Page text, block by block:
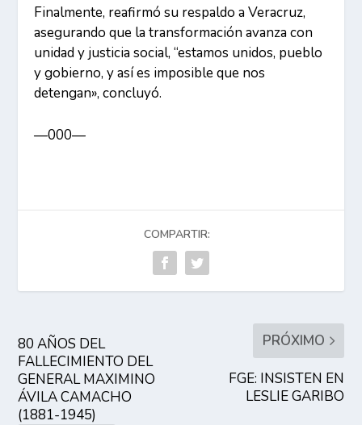
Finalmente, reafirmó su respaldo a Veracruz,
asegurando que la transformación avanza con
unidad y justicia social, “estamos unidos, pueblo
y gobierno, y así es imposible que nos
detengan», concluyó.
—000—
COMPARTIR:
80 AÑOS DEL
FALLECIMIENTO DEL
GENERAL MAXIMINO
ÁVILA CAMACHO
(1881-1945)
PRÓXIMO
FGE: INSISTEN EN
LESLIE GARIBO